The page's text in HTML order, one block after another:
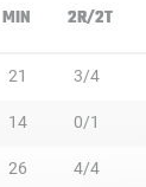
MIN 2R/2T
21 3/4
14 0/1
26 4/4